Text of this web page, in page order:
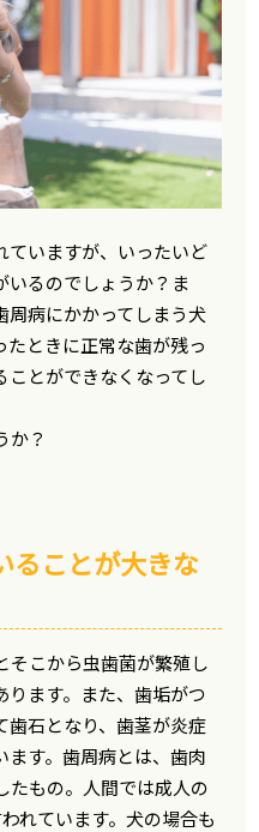
ていますが、いったいど
いるのでしょうか？ま
周病にかかってしまう犬
たときに正常な歯が残っ
ことができなくなってし
か？
ることが大きな
そこから虫歯菌が繁殖し
ります。また、歯垢がつ
歯石となり、歯茎が炎症
ます。歯周病とは、歯肉
たもの。人間では成人の
れています。犬の場合も